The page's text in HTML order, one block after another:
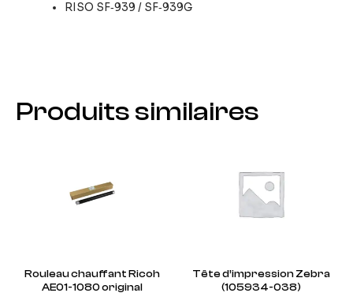
RISO SF‑939 / SF‑939G
Produits similaires
Rouleau chauffant Ricoh
AE01-1080 original
Tête d’impression Zebra
(105934-038)